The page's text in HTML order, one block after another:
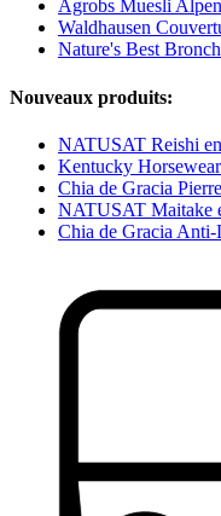
Agrobs Muesli
Waldhausen
Nature's Best
Nouveaux produits:
NATUSAT Reishi
Kentucky
Chia de Gracia
NATUSAT Maitake
Chia de Gracia Anti-